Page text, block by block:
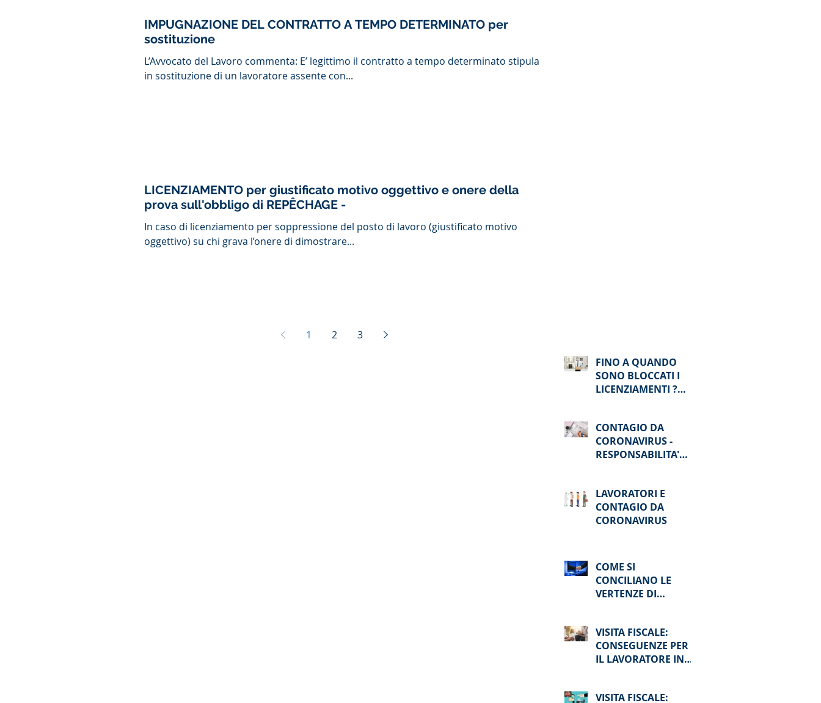
IMPUGNAZIONE DEL CONTRATTO A TEMPO DETERMINATO per
sostituzione
L’Avvocato del Lavoro commenta: E’ legittimo il contratto a tempo determinato stipulato
in sostituzione di un lavoratore assente con...
LICENZIAMENTO per giustificato motivo oggettivo e onere della
prova sull'obbligo di REPÊCHAGE -
In caso di licenziamento per soppressione del posto di lavoro (giustificato motivo
oggettivo) su chi grava l’onere di dimostrare...
1 2 3
FINO A QUANDO
SONO BLOCCATI I
LICENZIAMENTI ?
FINO AD AGOSTO
CONTAGIO DA
CORONAVIRUS -
RESPONSABILITA'
LAVORATORI E
CONTAGIO DA
CORONAVIRUS
COME SI
CONCILIANO LE
VERTENZE DI
VISITA FISCALE:
CONSEGUENZE PER
IL LAVORATORE IN
VISITA FISCALE: